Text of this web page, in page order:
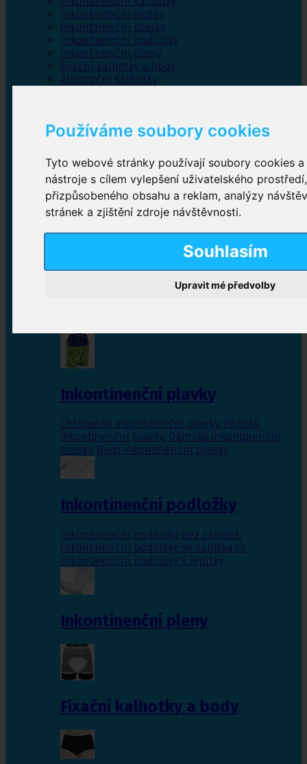
Používáme soubory cookies
Tyto webové stránky používají soubory cookies
nástroje s cílem vylepšení uživatelského
přizpůsobeného obsahu a reklam, analýzy
stránek a zjištění zdroje návštěvnosti.
Souhlasím
Upravit mé předvolby
Inkontinenční vložky
Inkontinenční plavky
Inkontinenční podložky
Inkontinenční pleny
Fixační kalhotky a body
Absorpční kalhotky
Inkontinenční kalhotky
Plenkové kalhotky navlékací,Plenkové kalhotky
zalepovací,Inkontinenční kalhotky dámské
Inkontinenční vložky
Inkontinenční plavky
Chlapecké inkontinenční plavky, Pánské
inkontinenční plavky, Dámské inkontinenční
plavky, Dívčí inkontinenční plavky
Inkontinenční podložky
Inkontinenční podložky bez záložek,
Inkontinenční podložky se záložkami,
Inkontinenční podložky s lepítky
Inkontinenční pleny
Fixační kalhotky a body